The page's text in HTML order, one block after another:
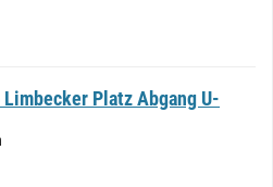
Platz Abgang U-